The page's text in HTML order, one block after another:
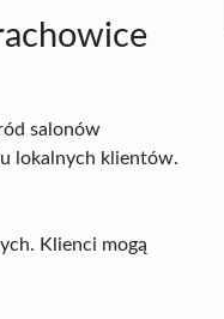
salonów
lokalnych klientów.
Klienci mogą